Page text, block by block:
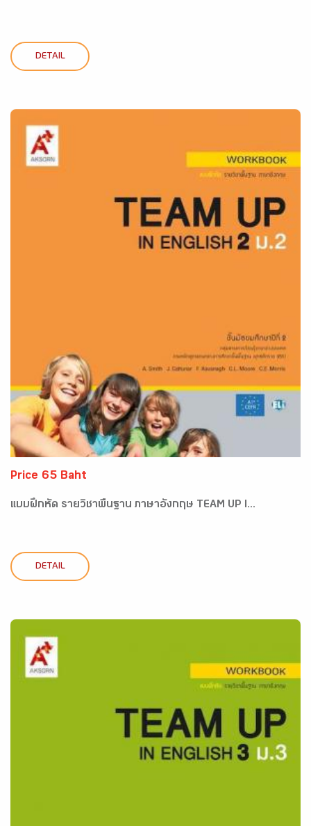
DETAIL
Price 65 Baht
แบบฝึกหัด รายวิชาพื้นฐาน ภาษาอังกฤษ TEAM UP I...
DETAIL